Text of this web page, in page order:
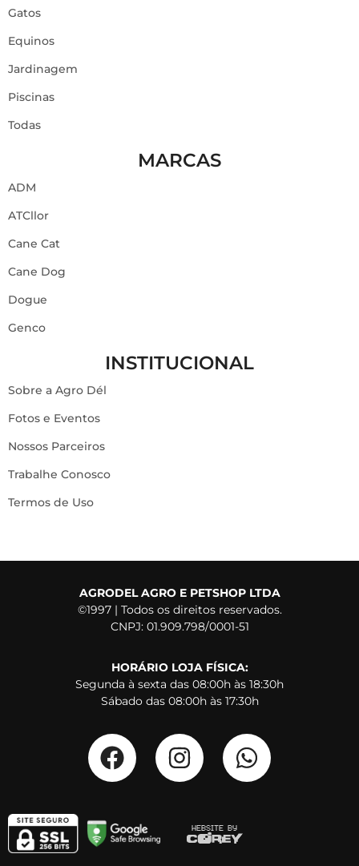
Gatos
Equinos
Jardinagem
Piscinas
Todas
MARCAS
ADM
ATCllor
Cane Cat
Cane Dog
Dogue
Genco
INSTITUCIONAL
Sobre a Agro Dél
Fotos e Eventos
Nossos Parceiros
Trabalhe Conosco
Termos de Uso
AGRODEL AGRO E PETSHOP LTDA
©1997 | Todos os direitos reservados.
CNPJ: 01.909.798/0001-51
HORÁRIO LOJA FÍSICA:
Segunda à sexta das 08:00h às 18:30h
Sábado das 08:00h às 17:30h